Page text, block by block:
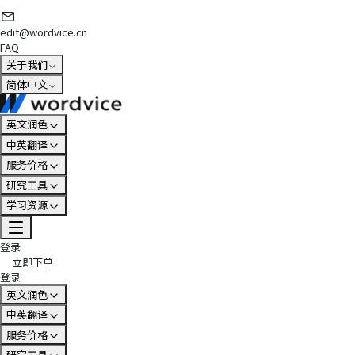
edit@wordvice.cn
FAQ
关于我们
简体中文
英文润色
中英翻译
服务价格
研究工具
学习资源
登录
立即下单
登录
英文润色
中英翻译
服务价格